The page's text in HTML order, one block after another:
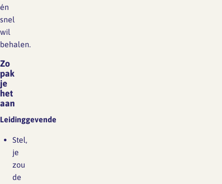
én
snel
wil
behalen.
Zo
pak
je
het
aan
Leidinggevende
Stel,
je
zou
de